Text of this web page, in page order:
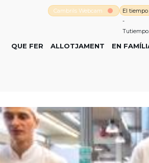
Cambrils Webcam
El tiempo
-
QUE FER ALLOTJAMENT EN